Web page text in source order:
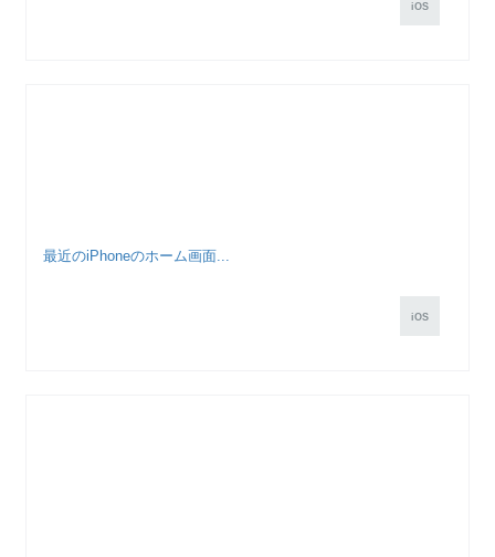
iOS
最近のiPhoneのホーム画面...
iOS